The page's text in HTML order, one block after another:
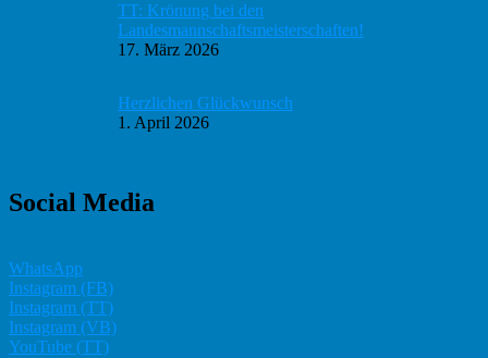
TT: Krönung bei den
Landesmannschaftsmeisterschaften!
17. März 2026
Herzlichen Glückwunsch
1. April 2026
Social Media
WhatsApp
Instagram (FB)
Instagram (TT)
Instagram (VB)
YouTube (TT)